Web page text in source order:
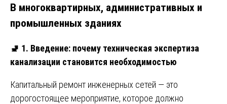
В многоквартирных, административных и
промышленных зданиях
🚽 1. Введение: почему техническая экспертиза
канализации становится необходимостью
Капитальный ремонт инженерных сетей — это
дорогостоящее мероприятие, которое должно